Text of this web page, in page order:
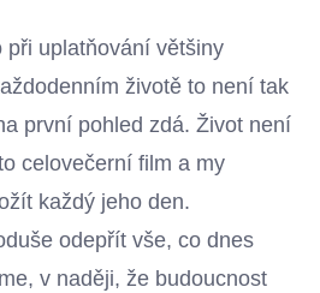
při uplatňování většiny
životě to není tak
první pohled zdá. Život není
celovečerní film a my
každý jeho den.
odepřít vše, co dnes
v naději, že budoucnost